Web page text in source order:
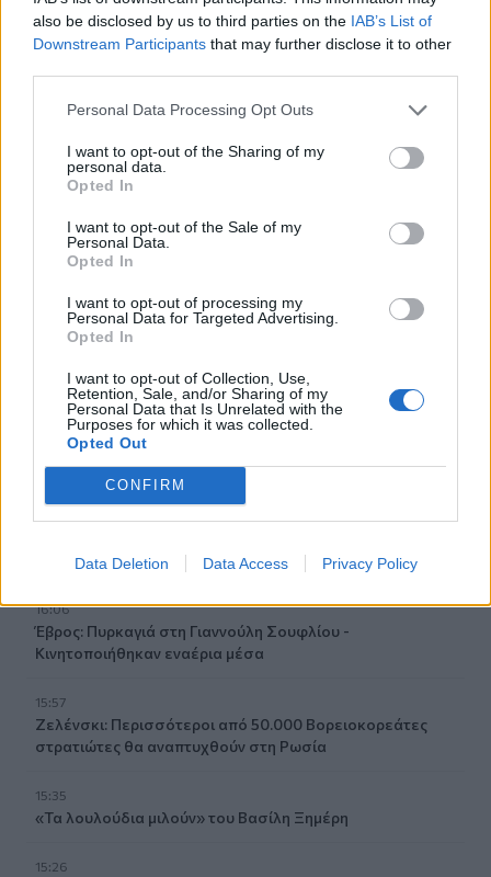
also be disclosed by us to third parties on the IAB’s List of
Downstream Participants that may further disclose it to other
Personal Data Processing Opt Outs
I want to opt-out of the Sharing of my
personal data.
Opted In
I want to opt-out of the Sale of my
Personal Data.
Opted In
I want to opt-out of processing my
Personal Data for Targeted Advertising.
Opted In
I want to opt-out of Collection, Use,
Retention, Sale, and/or Sharing of my
Personal Data that Is Unrelated with the
Purposes for which it was collected.
Opted Out
CONFIRM
Data Deletion Data Access Privacy Policy
17:20
Πλαστική ρύπανση: Το «παραμελημένο» πρόβλημα στη
Δεκαπενταύγουστος 2026: Πώς αμείβονται όσοι θα
εργαστούν
Η «Αντιγόνη» του Σοφοκλή μέσα από τα μάτια της
Τεχνητής Νοημοσύνης
Ευζώνων, στο ρεύμα εξόδου από την Ελλάδα
16:06
Έβρος: Πυρκαγιά στη Γιαννούλη Σουφλίου -
Κινητοποιήθηκαν εναέρια μέσα
15:57
Ζελένσκι: Περισσότεροι από 50.000 Βορειοκορεάτες
στρατιώτες θα αναπτυχθούν στη Ρωσία
15:35
«Τα λουλούδια μιλούν» του Βασίλη Ξημέρη
15:26